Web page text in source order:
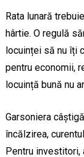
Rata lunară
hârtie. O regulă
locuinței să nu îți
pentru economii,
locuință bună nu
Garsoniera
încălzirea,
Pentru investitori,